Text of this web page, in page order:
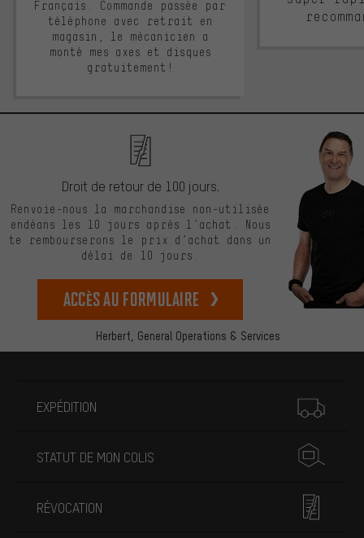
Français. Commande passée par
téléphone avec retrait en
magasin, le mécanicien a
monté mes axes et disques
gratuitement!
Herbert, General Operations & Services
Droit de retour de 100 jours.
Renvoie-nous la marchandise non-utilisée
endéans les 10 jours après l’achat. Nous
te rembourserons le prix d’achat dans un
délai de 10 jours.
Accès au formulaire
EXPÉDITION
STATUT DE MON COLIS
RÉVOCATION